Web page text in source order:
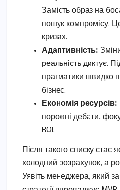
Замість образ на
пошук компромісу.
кризах.
Адаптивність:
реальність диктує.
прагматики швидко
бізнес.
Економія ресурсів:
порожні дебати,
ROI.
Після такого списку стає
холодний розрахунок, а
Уявіть менеджера, який